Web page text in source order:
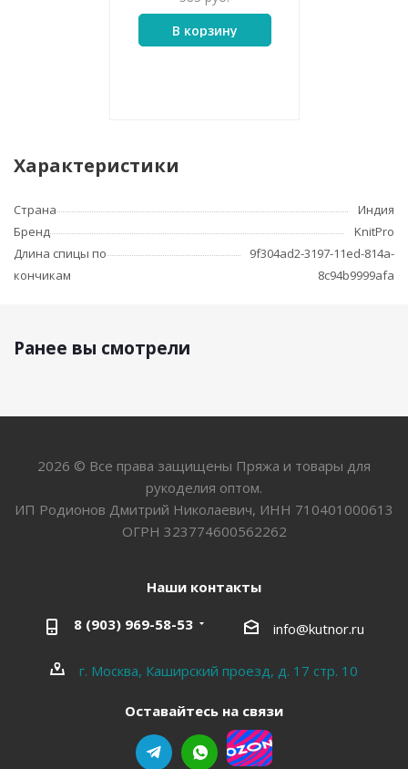
В корзину
Характеристики
Страна
Индия
Бренд
KnitPro
Длина спицы по
кончикам
9f304ad2-3197-11ed-814a-
8c94b9999afa
Ранее вы смотрели
2026 © Все права защищены Пряжа и товары для
рукоделия оптом.
ИП Родионов Дмитрий Николаевич, ИНН 710401000613
ОГРН 323774600562262
Наши контакты
8 (903) 969-58-53 info@kutnor.ru
г. Москва, Каширский проезд, д. 17 стр. 10
Оставайтесь на связи